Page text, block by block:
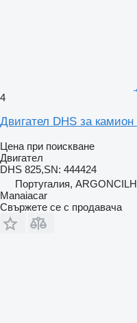
4
Двигател DHS за камион
Цена при поискване
Двигател
DHS 825,SN: 444424
Португалия,
Manaiacar
Свържете се с продавача